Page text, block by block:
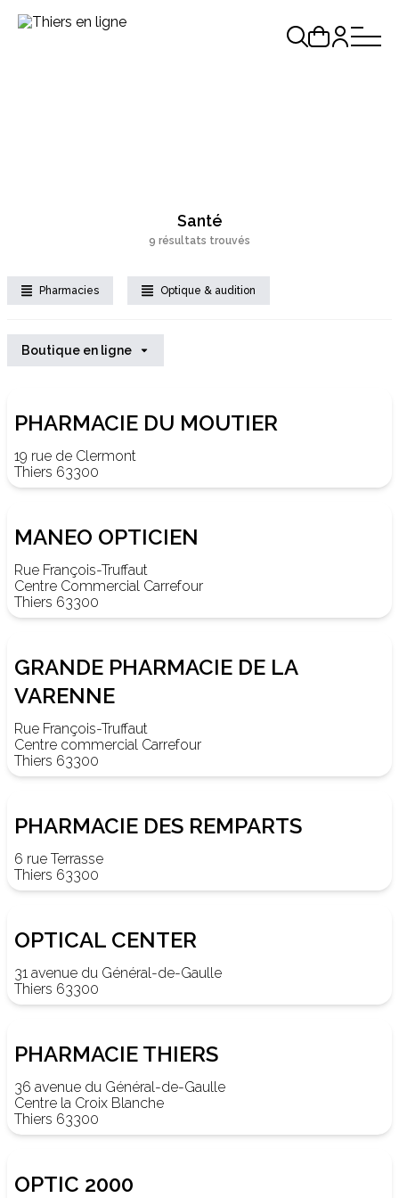
Santé
9 résultats trouvés
Pharmacies Optique & audition
Boutique en ligne
PHARMACIE DU MOUTIER
19 rue de Clermont
Thiers 63300
MANEO OPTICIEN
Rue François-Truffaut
Centre Commercial Carrefour
Thiers 63300
GRANDE PHARMACIE DE LA
VARENNE
Rue François-Truffaut
Centre commercial Carrefour
Thiers 63300
PHARMACIE DES REMPARTS
6 rue Terrasse
Thiers 63300
OPTICAL CENTER
31 avenue du Général-de-Gaulle
Thiers 63300
PHARMACIE THIERS
36 avenue du Général-de-Gaulle
Centre la Croix Blanche
Thiers 63300
OPTIC 2000